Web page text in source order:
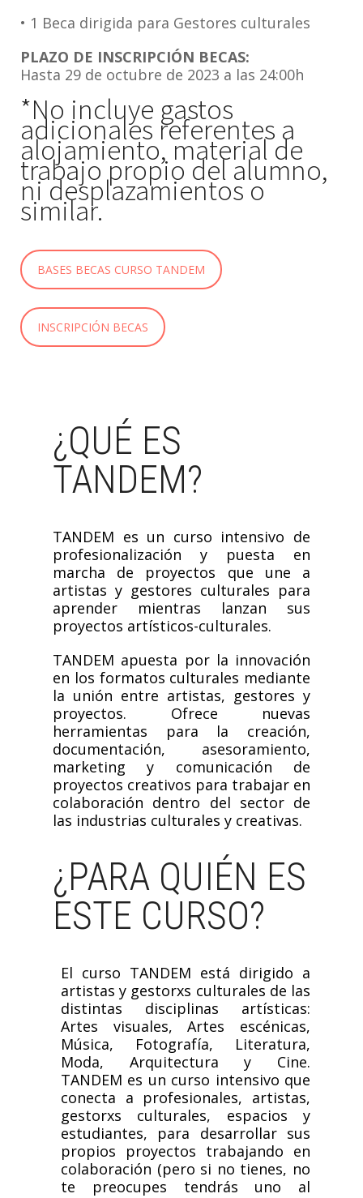
• 1 Beca dirigida para Gestores culturales
PLAZO DE INSCRIPCIÓN BECAS:
Hasta 29 de octubre de 2023 a las 24:00h
*No incluye gastos
adicionales referentes a
alojamiento, material de
trabajo propio del alumno,
ni desplazamientos o
similar.
BASES BECAS CURSO TANDEM
INSCRIPCIÓN BECAS
¿QUÉ ES
TANDEM?
TANDEM es un curso intensivo de
profesionalización y puesta en
marcha de proyectos que une a
artistas y gestores culturales para
aprender mientras lanzan sus
proyectos artísticos-culturales.
TANDEM apuesta por la innovación
en los formatos culturales mediante
la unión entre artistas, gestores y
proyectos. Ofrece nuevas
herramientas para la creación,
documentación, asesoramiento,
marketing y comunicación de
proyectos creativos para trabajar en
colaboración dentro del sector de
las industrias culturales y creativas.
¿PARA QUIÉN ES
ESTE CURSO?
El curso TANDEM está dirigido a
artistas y gestorxs culturales de las
distintas disciplinas artísticas:
Artes visuales, Artes escénicas,
Música, Fotografía, Literatura,
Moda, Arquitectura y Cine.
TANDEM es un curso intensivo que
conecta a profesionales, artistas,
gestorxs culturales, espacios y
estudiantes, para desarrollar sus
propios proyectos trabajando en
colaboración (pero si no tienes, no
te preocupes tendrás uno al